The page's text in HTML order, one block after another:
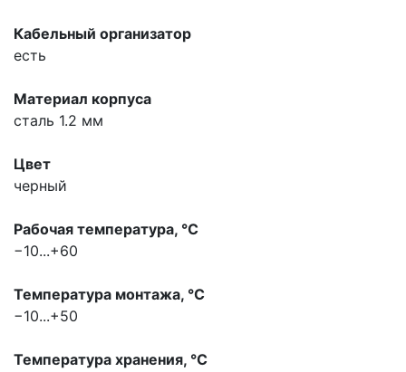
Кабельный организатор
есть
Материал корпуса
сталь 1.2 мм
Цвет
черный
Рабочая температура, °С
−10...+60
Температура монтажа, °С
−10...+50
Температура хранения, °С